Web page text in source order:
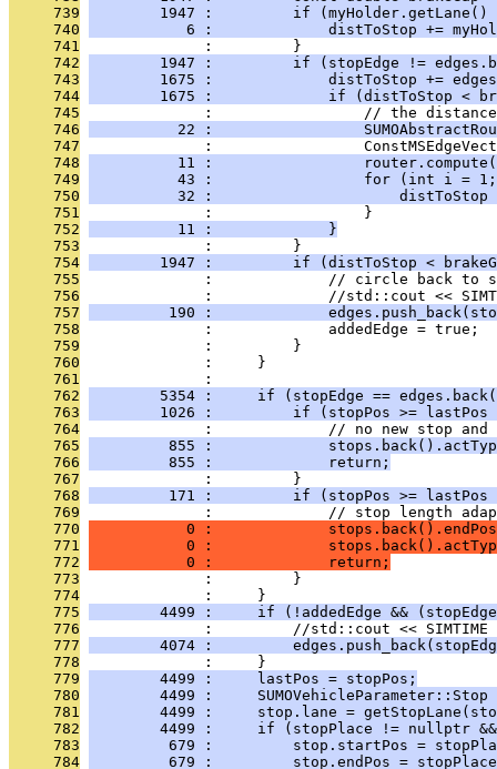
     739
1947 :         if
     740
6 :             distToStop +=
     741
              :         }
     742
1947 :         if (stopEdge !=
     743
1675 :             distToStop +=
     744
1675 :             if (distToStop <
     745
:                 // the
     746
22 :
     747
:
     748
11 :
     749
43 :                 for (int i =
     750
32 :
     751
              :                 }
     752
          11 :             }
     753
              :         }
     754
1947 :         if (distToStop <
     755
:             // circle back to
     756
:             //std::cout <<
     757
190 :
     758
              :             addedEdge = true;
     759
              :         }
     760
              :     }
     761
              :
     762
5354 :     if (stopEdge ==
     763
1026 :         if (stopPos >=
     764
:             // no new stop and
     765
855 :
     766
         855 :             return;
     767
              :         }
     768
171 :         if (stopPos >=
     769
:             // stop length
     770
0 :
     771
0 :
     772
           0 :             return;
     773
              :         }
     774
              :     }
     775
4499 :     if (!addedEdge &&
     776
:         //std::cout <<
     777
4074 :
     778
              :     }
     779
        4499 :     lastPos = stopPos;
     780
4499 :     SUMOVehicleParameter::Stop
     781
4499 :     stop.lane =
     782
4499 :     if (stopPlace != nullptr
     783
679 :         stop.startPos =
     784
679 :         stop.endPos =